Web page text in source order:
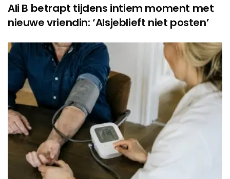
Ali B betrapt tijdens intiem moment met
nieuwe vriendin: ‘Alsjeblieft niet posten’